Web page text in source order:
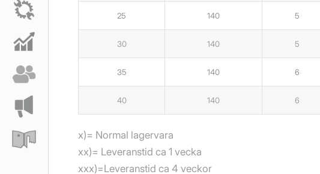
25 140 5
30 140 5
35 140 6
40 140 6
x)= Normal lagervara
xx)= Leveranstid ca 1 vecka
xxx)=Leveranstid ca 4 veckor